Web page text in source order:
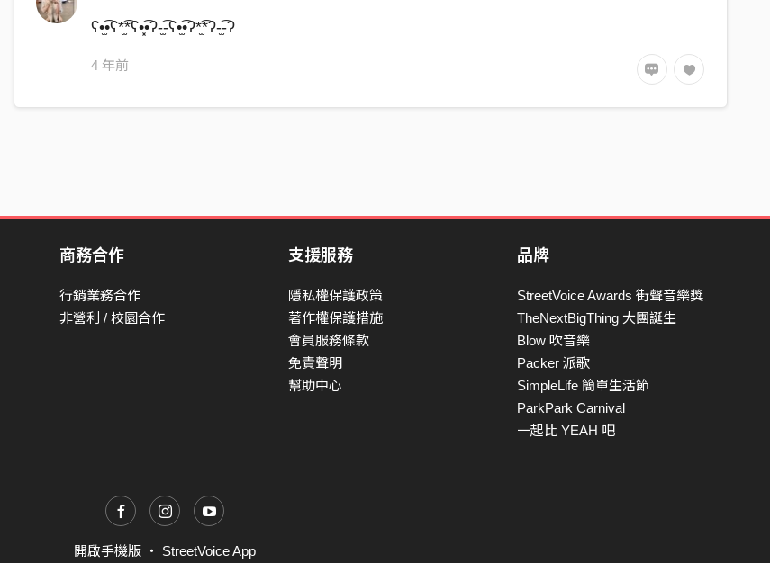
ʕ•̫͡•ʕ*̫͡*ʕ•͓͡•ʔ-̫͡-ʕ•̫͡•ʔ*̫͡*ʔ-̫͡-ʔ
4 年前
商務合作
行銷業務合作
非營利 / 校園合作
支援服務
隱私權保護政策
著作權保護措施
會員服務條款
免責聲明
幫助中心
品牌
StreetVoice Awards 街聲音樂獎
TheNextBigThing 大團誕生
Blow 吹音樂
Packer 派歌
SimpleLife 簡單生活節
ParkPark Carnival
一起比 YEAH 吧
開啟手機版 ・ StreetVoice App